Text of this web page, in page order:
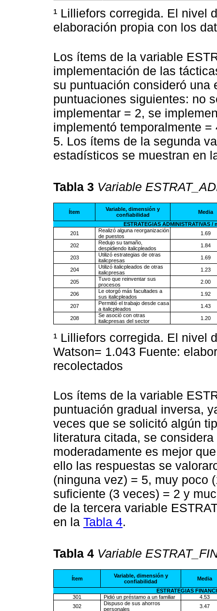
¹ Lilliefors corregida. El nivel
elaboración propia con los
Los ítems de la variable
implementación de las
su puntuación consideró una
puntuaciones siguientes: no
implementar = 2, se
implementó temporalmente
5. Los ítems de la segunda
estadísticos se muestran en
Tabla 3 Variable
Ítem
Variable, dimensión y
confiabilidad
Media
ESTRATEGIAS
201
Realizó alguna reorganización
de puestos
1.69
202
Redujo su tamaño,
despidiendo italicpleados
1.84
203
Utilizó estrategias de otras
italicpresas
1.69
204
Utilizó italicpleados de otras
italicpresas
1.23
205
Tuvo que reinventar sus
procesos
2.00
206
Le otorgó más facultades a
sus italicpleados
1.92
207
Permitió el trabajo desde casa
a italicpleados
1.43
208
Se asoció con otras
italicpresas del sector
1.20
¹ Lilliefors corregida. El nivel
Watson= 1.043 Fuente:
recolectados
Los ítems de la variable
puntuación gradual inversa,
veces que se solicitó algún
literatura citada, se
moderadamente es mejor
ello las respuestas se
(ninguna vez) = 5, muy poco
suficiente (3 veces) = 2 y
de la tercera variable
en la Tabla 4.
Tabla 4 Variable
Ítem
Variable, dimensión y
confiabilidad
Media
ESTRATEGIAS
301
Pidió un préstamo a un familiar
4.53
302
Dispuso de sus ahorros
personales
3.47